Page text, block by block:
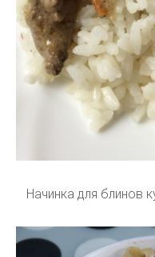
Начинка для блинов